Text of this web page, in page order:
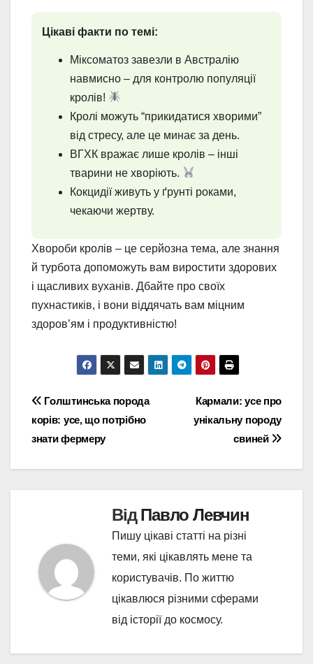
Цікаві факти по темі:
Міксоматоз завезли в Австралію
навмисно – для контролю популяції
кролів!
Кролі можуть “прикидатися хворими”
від стресу, але це минає за день.
ВГХК вражає лише кролів – інші
тварини не хворіють.
Кокцидії живуть у ґрунті роками,
чекаючи жертву.
Хвороби кролів – це серйозна тема, але знання
й турбота допоможуть вам виростити здорових
і щасливих вуханів. Дбайте про своїх
пухнастиків, і вони віддячать вам міцним
здоров’ям і продуктивністю!
Навігація
записів
Кармали: усе про
унікальну породу
свиней
Голштинська порода
корів: усе, що потрібно
знати фермеру
ВідПавло Левчин
Пишу цікаві статті на різні
теми, які цікавлять мене та
користувачів. По життю
цікавлюся різними сферами
від історії до космосу.